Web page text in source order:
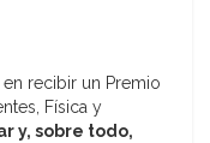
recibir un Premio
Física y
y, sobre todo,